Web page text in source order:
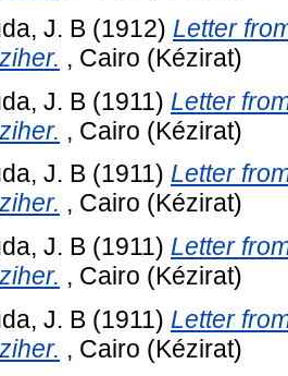
J. B (1912) Letter
, Cairo (Kézirat)
J. B (1911) Letter
, Cairo (Kézirat)
J. B (1911) Letter
, Cairo (Kézirat)
J. B (1911) Letter
, Cairo (Kézirat)
J. B (1911) Letter
, Cairo (Kézirat)